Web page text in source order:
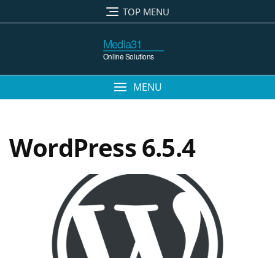
TOP MENU
MENU
WordPress 6.5.4